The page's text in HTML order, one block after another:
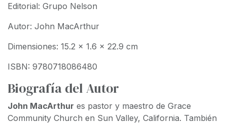
Editorial: Grupo Nelson
Autor: John MacArthur
Dimensiones: 15.2 x 1.6 x 22.9 cm
ISBN: 9780718086480
Biografía del Autor
John MacArthur es pastor y maestro de Grace
Community Church en Sun Valley, California. También